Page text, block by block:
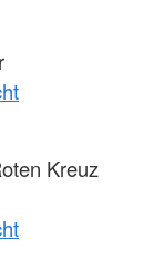
Kreuz